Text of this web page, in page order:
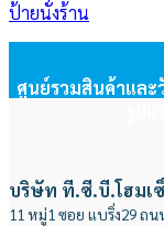
ป้ายนั่งร้าน
ศูนย์รวมสินค้าและ
บริษัท ที.ซี.บี.โฮมเ
11 หมู่1 ซอย แบริ่ง29 ถ